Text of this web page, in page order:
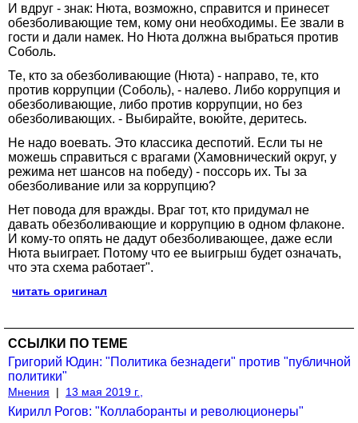
И вдруг - знак: Нюта, возможно, справится и принесет
обезболивающие тем, кому они необходимы. Ее звали в
гости и дали намек. Но Нюта должна выбраться против
Соболь.
Те, кто за обезболивающие (Нюта) - направо, те, кто
против коррупции (Соболь), - налево. Либо коррупция и
обезболивающие, либо против коррупции, но без
обезболивающих. - Выбирайте, воюйте, деритесь.
Не надо воевать. Это классика деспотий. Если ты не
можешь справиться с врагами (Хамовнический округ, у
режима нет шансов на победу) - поссорь их. Ты за
обезболивание или за коррупцию?
Нет повода для вражды. Враг тот, кто придумал не
давать обезболивающие и коррупцию в одном флаконе.
И кому-то опять не дадут обезболивающее, даже если
Нюта выиграет. Потому что ее выигрыш будет означать,
что эта схема работает".
читать оригинал
ССЫЛКИ ПО ТЕМЕ
Григорий Юдин: "Политика безнадеги" против "публичной
политики"
Мнения | 13 мая 2019 г.,
Кирилл Рогов: "Коллаборанты и революционеры"